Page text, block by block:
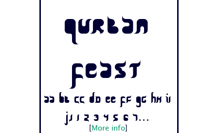
Qurban
Feast
Aa Bb Cc Dd Ee Ff Gg Hh Ii
Jj 1 2 3 4 5 6 7...
More info]